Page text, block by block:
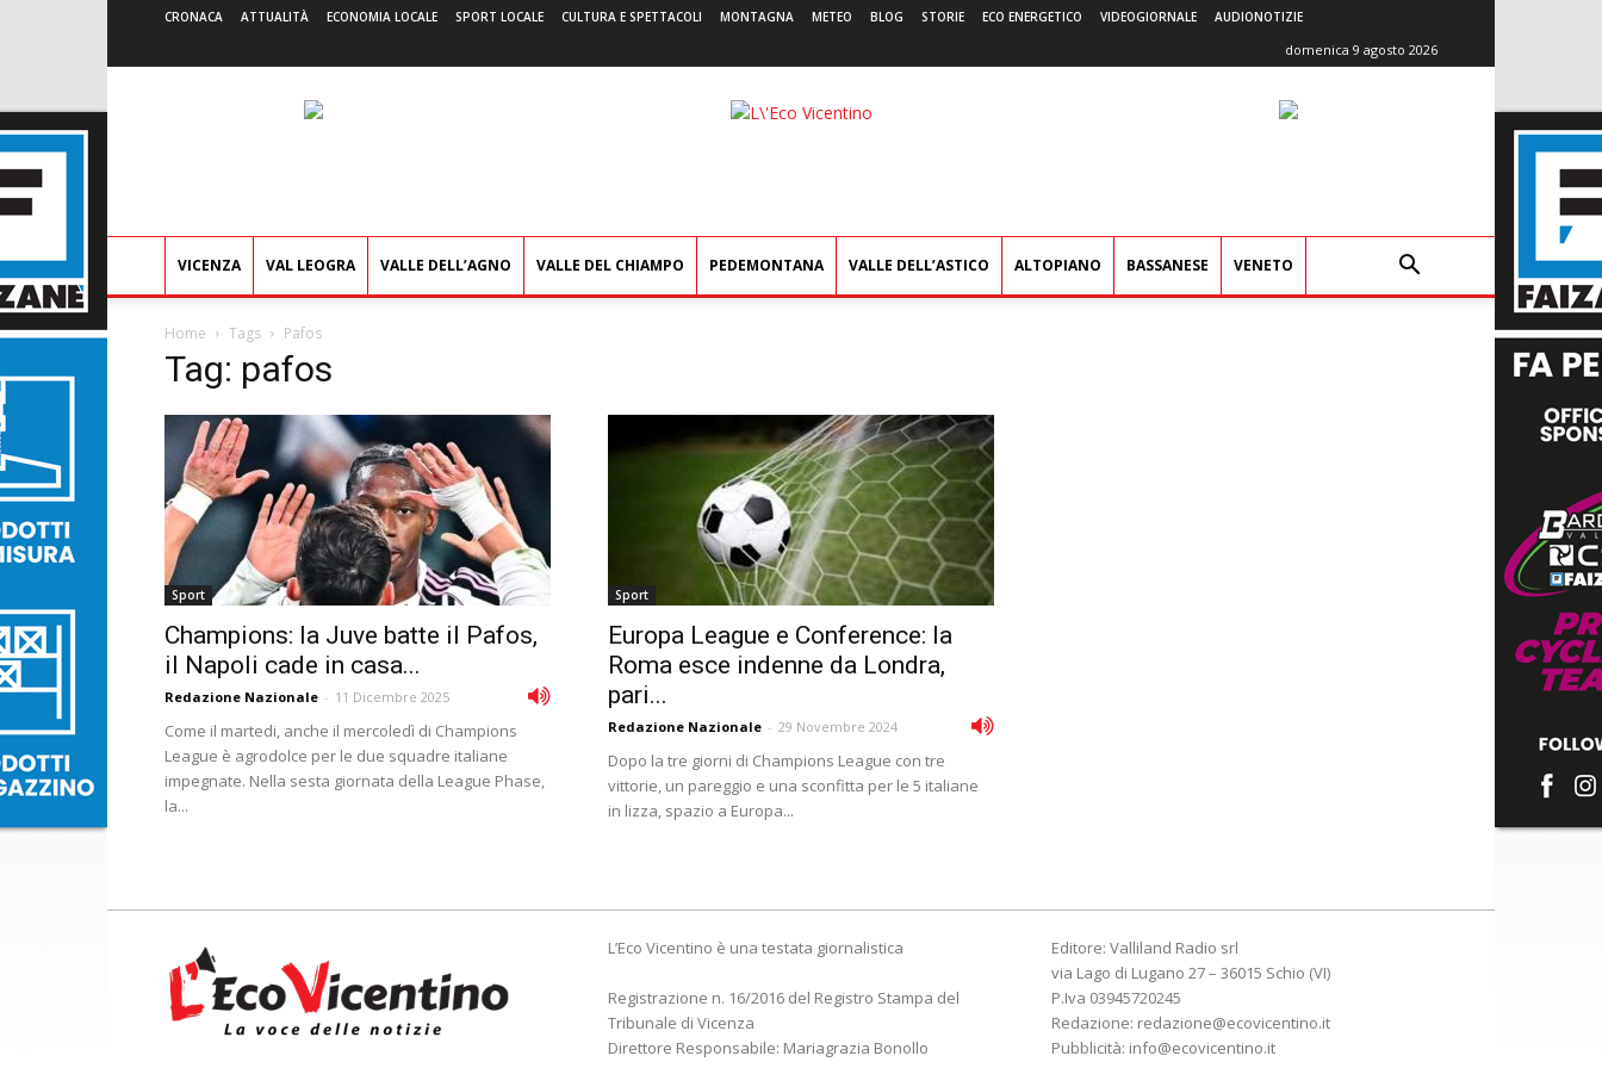
CRONACA ATTUALITÀ ECONOMIA LOCALE SPORT LOCALE CULTURA E SPETTACOLI MONTAGNA METEO BLOG STORIE ECO ENERGETICO VIDEOGIORNALE AUDIONOTIZIE
domenica 9 agosto 2026
L'Eco
VICENZA VAL LEOGRA VALLE DELL’AGNO VALLE DEL CHIAMPO PEDEMONTANA VALLE DELL’ASTICO ALTOPIANO BASSANESE VENETO
Home Tags Pafos
Tag: pafos
Sport
Champions: la Juve batte il Pafos,
il Napoli cade in casa...
Redazione Nazionale - 11 Dicembre 2025
Come il martedi, anche il mercoledì di Champions
League è agrodolce per le due squadre italiane
impegnate. Nella sesta giornata della League Phase,
la...
Sport
Europa League e Conference: la
Roma esce indenne da Londra,
pari...
Redazione Nazionale - 29 Novembre 2024
Dopo la tre giorni di Champions League con tre
vittorie, un pareggio e una sconfitta per le 5 italiane
in lizza, spazio a Europa...
L’Eco Vicentino è una testata giornalistica
Registrazione n. 16/2016 del Registro Stampa del
Tribunale di Vicenza
Direttore Responsabile: Mariagrazia Bonollo
Editore: Valliland Radio srl
via Lago di Lugano 27 – 36015 Schio (VI)
P.Iva 03945720245
Redazione: redazione@ecovicentino.it
Pubblicità: info@ecovicentino.it